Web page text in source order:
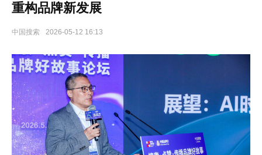
重构品牌新发展
中国搜索 2026-05-12 16:13